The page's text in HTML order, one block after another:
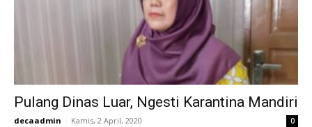
Pulang Dinas Luar, Ngesti Karantina Mandiri
decaadmin - Kamis, 2 April, 2020 0